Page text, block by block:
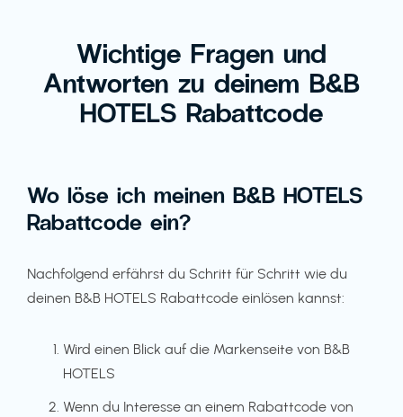
Wichtige Fragen und
Antworten zu deinem B&B
HOTELS Rabattcode
Wo löse ich meinen B&B HOTELS
Rabattcode ein?
Nachfolgend erfährst du Schritt für Schritt wie du
deinen B&B HOTELS Rabattcode einlösen kannst:
Wird einen Blick auf die Markenseite von B&B
HOTELS
Wenn du Interesse an einem Rabattcode von